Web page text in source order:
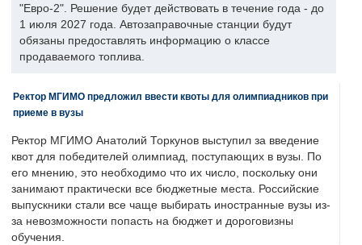
"Евро-2". Решение будет действовать в течение года - до
1 июля 2027 года. Автозаправочные станции будут
обязаны предоставлять информацию о классе
продаваемого топлива.
Ректор МГИМО предложил ввести квоты для олимпиадников при
приеме в вузы
Ректор МГИМО Анатолий Торкунов выступил за введение
квот для победителей олимпиад, поступающих в вузы. По
его мнению, это необходимо что их число, поскольку они
занимают практически все бюджетные места. Российские
выпускники стали все чаще выбирать иностранные вузы из-
за невозможности попасть на бюджет и дороговизны
обучения.